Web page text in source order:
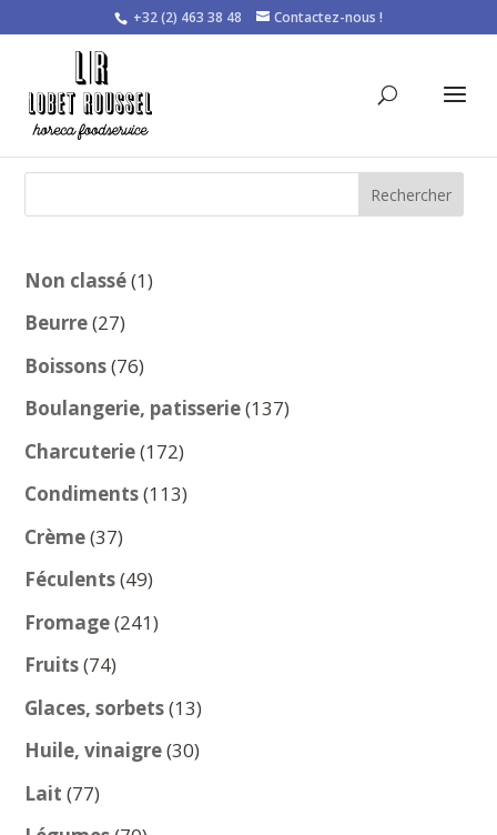
+32 (2) 463 38 48 Contactez-nous !
Rechercher
Non classé 11
Beurre 2727
produits
Boissons 7676
produits
Boulangerie, patisserie 137137
Charcuterie 172172
produits
Condiments 113113
Crème 3737
produits
Féculents 4949
produits
Fromage 241241
Fruits 7474
produits
Glaces, sorbets 1313
produits
Huile, vinaigre 3030
Lait 7777
produits